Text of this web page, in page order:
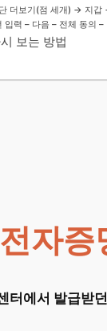
더보기(점 세개) → 지
입력 – 다음 – 전체 동의
보는 방법
자증
터에서 발급받